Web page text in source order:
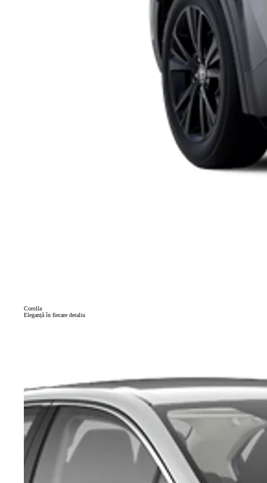
Corolla
Eleganță în fiecare detaliu